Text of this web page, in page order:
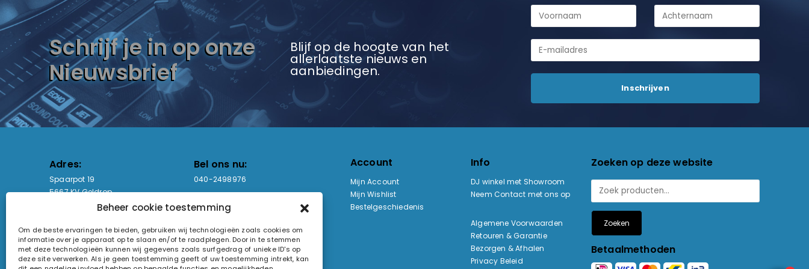
Beheer cookie toestemming
Om de beste ervaringen te bieden, gebruiken wij technologieën zoals cookies om
informatie over je apparaat op te slaan en/of te raadplegen. Door in te stemmen
met deze technologieën kunnen wij gegevens zoals surfgedrag of unieke ID's op
deze site verwerken. Als je geen toestemming geeft of uw toestemming intrekt, kan
Schrijf je in op onze
Nieuwsbrief
Blijf op de hoogte van het
allerlaatste nieuws en
aanbiedingen.
Adres:
Spaarpot 19
5667 KV Geldrop
Bel ons nu:
040-2498976
sales@lightandsound.store
Openingstijden:
Ma - Vr: 09:00-17:00
Za: Enkel op afspraak
KvK-nummer: 60857196
Account
Mijn Account
Mijn Wishlist
Bestelgeschiedenis
Info
DJ winkel met Showroom
Neem Contact met ons op
Algemene Voorwaarden
Retouren & Garantie
Bezorgen & Afhalen
Privacy Beleid
Zoeken op deze website
Zoeken
Betaalmethoden